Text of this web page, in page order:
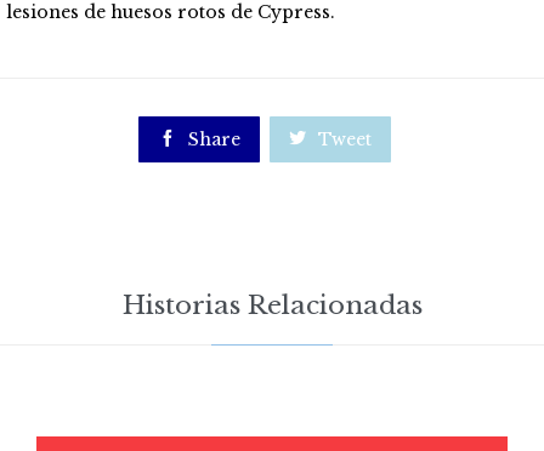
lesiones de huesos rotos de Cypress.
 Share  Tweet
Historias Relacionadas